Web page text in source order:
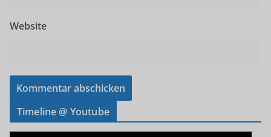
Website
Timeline @ Youtube